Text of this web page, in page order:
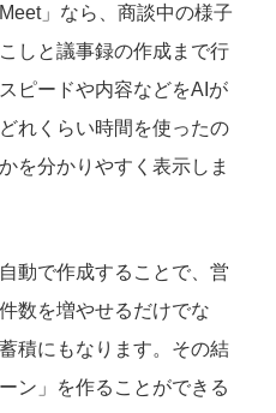
」なら、商談中の様子
しと議事録の作成まで行
ピードや内容などをAIが
れくらい時間を使ったの
を分かりやすく表示しま
動で作成することで、営
数を増やせるだけでな
積にもなります。その結
ン」を作ることができる